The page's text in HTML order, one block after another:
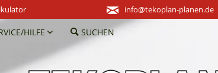
info@tekoplan-planen.de
HILFE SUCHEN